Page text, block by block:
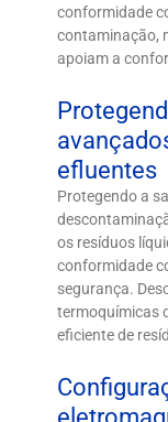
conformidade
contaminação,
apoiam a
efluentes
Protegendo a
os resíduos
conformidade
segurança.
termoquímicas
eficiente de